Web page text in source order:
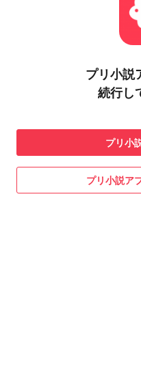
プリ小説
続行し
プリ小
プリ小説ア